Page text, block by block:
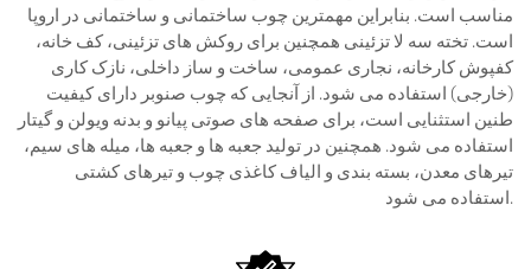
مناسب است. بنابراین مهمترین چوب ساختمانی و ساختمانی در اروپا
است. تخته سه لا تزئینی همچنین برای روکش های تزئینی، کف خانه،
کفپوش کارخانه، نجاری عمومی، ساخت و ساز داخلی، نازک کاری
(خارجی) استفاده می شود. از آنجایی که چوب صنوبر دارای کیفیت
طنین استثنایی است، برای صفحه های صوتی پیانو و بدنه ویولن و گیتار
استفاده می شود. همچنین در تولید جعبه ها و جعبه ها، میله های سیم،
تیرهای معدن، بسته بندی و الیاف کاغذی چوب و تیرهای کشتی
استفاده می شود.